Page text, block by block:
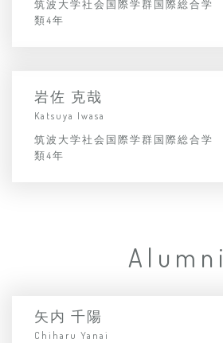
筑波大学社会国際学群国際総合学
類4年
岩佐 克哉
Katsuya Iwasa
筑波大学社会国際学群国際総合学
類4年
Alumni
矢内 千陽
Chiharu Yanai